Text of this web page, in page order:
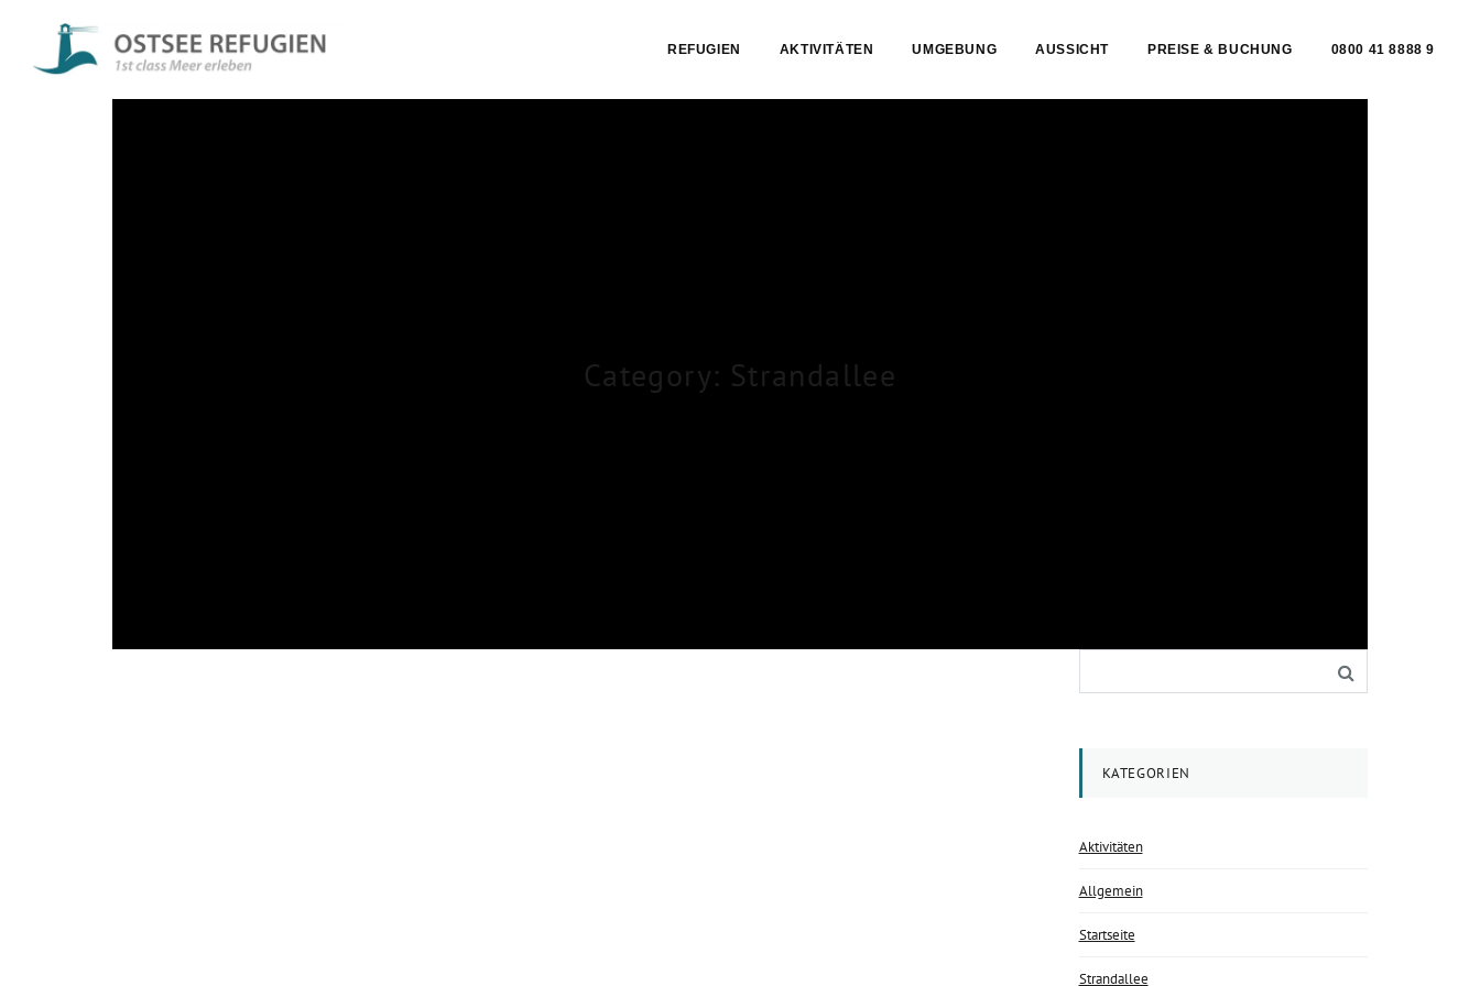
menuREFUGIEN AKTIVITÄTEN UMGEBUNG AUSSICHT PREISE & BUCHUNG 0800 41 8888 9
Category: Strandallee
KATEGORIEN
Aktivitäten
Allgemein
Startseite
Strandallee